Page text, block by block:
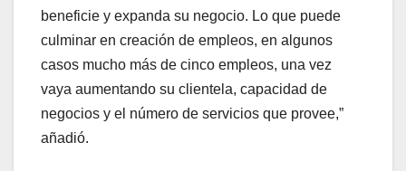
beneficie y expanda su negocio. Lo que puede
culminar en creación de empleos, en algunos
casos mucho más de cinco empleos, una vez
vaya aumentando su clientela, capacidad de
negocios y el número de servicios que provee,”
añadió.